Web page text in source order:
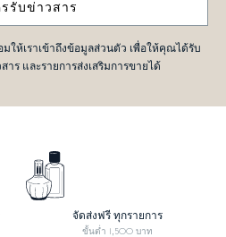
รับข่าวสาร
ให้เราเข้าถึงข้อมูลส่วนตัว เพื่อให้คุณได้รับ
ร และรายการส่งเสริมการขายได้
จัดส่งฟรี ทุกรายการ
ขั้นต่ำ 1,500 บาท